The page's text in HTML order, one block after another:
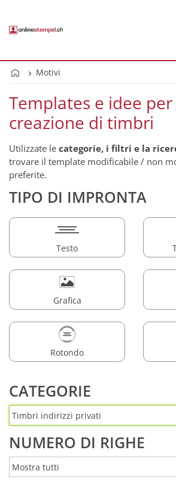
Motivi
Templates e idee per
creazione di timbri
Utilizzate le categorie, i filtri e la
trovare il template modificabile / non
preferite.
TIPO DI IMPRONTA
Testo
Grafica
Rotondo
CATEGORIE
NUMERO DI RIGHE